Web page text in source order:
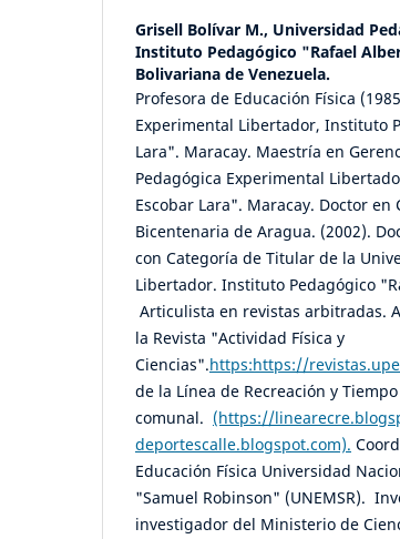
Grisell Bolívar M., Universidad
Instituto Pedagógico "Rafael
Bolivariana de Venezuela.
Profesora de Educación Física
Experimental Libertador, Instituto
Lara". Maracay. Maestría en
Pedagógica Experimental
Escobar Lara". Maracay. Doctor
Bicentenaria de Aragua. (2002).
con Categoría de Titular de la
Libertador. Instituto Pedagógico
Articulista en revistas arbitradas.
la Revista "Actividad Física y
Ciencias".https:https://
de la Línea de Recreación y
comunal. (https://
deportescalle.blogspot.com).
Educación Física Universidad
"Samuel Robinson" (UNEMSR).
investigador del Ministerio de